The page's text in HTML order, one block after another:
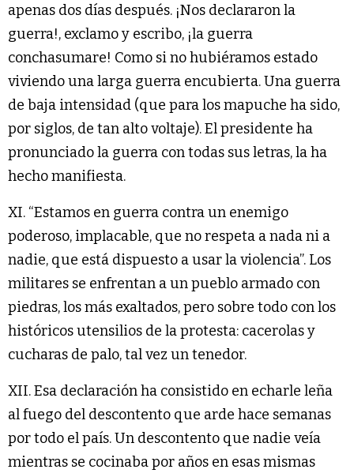
apenas dos días después. ¡Nos declararon la
guerra!, exclamo y escribo, ¡la guerra
conchasumare! Como si no hubiéramos estado
viviendo una larga guerra encubierta. Una guerra
de baja intensidad (que para los mapuche ha sido,
por siglos, de tan alto voltaje). El presidente ha
pronunciado la guerra con todas sus letras, la ha
hecho manifiesta.
XI. “Estamos en guerra contra un enemigo
poderoso, implacable, que no respeta a nada ni a
nadie, que está dispuesto a usar la violencia”. Los
militares se enfrentan a un pueblo armado con
piedras, los más exaltados, pero sobre todo con los
históricos utensilios de la protesta: cacerolas y
cucharas de palo, tal vez un tenedor.
XII. Esa declaración ha consistido en echarle leña
al fuego del descontento que arde hace semanas
por todo el país. Un descontento que nadie veía
mientras se cocinaba por años en esas mismas